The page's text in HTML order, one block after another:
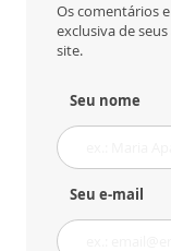
Os comentários
exclusiva de
site.
Seu nome
Seu e-mail